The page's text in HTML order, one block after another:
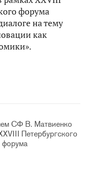
форума
на тему
как
СФ В. Матвиенко
Петербургского
форума